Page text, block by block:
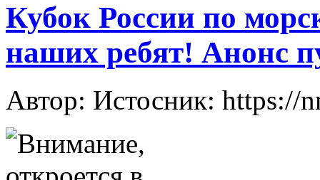
Кубок России по
наших ребят! Анонс
Автор: Истосник: https://